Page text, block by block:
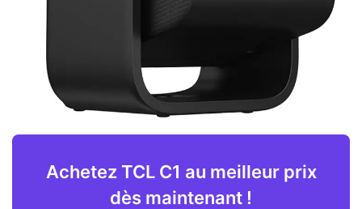
Achetez TCL C1 au meilleur prix
dès maintenant !